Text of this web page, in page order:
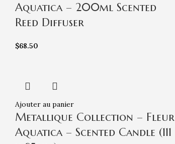
Aquatica – 200ml Scented
Reed Diffuser
$68.50
Ajouter au panier
Metallique Collection – Fleur
Aquatica – Scented Candle (111